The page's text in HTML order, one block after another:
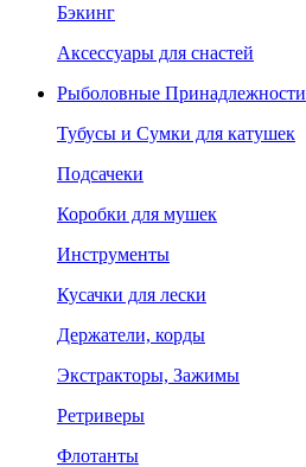
Бэкинг
Аксессуары для снастей
Рыболовные Принадлежности
Тубусы и Сумки для катушек
Подсачеки
Коробки для мушек
Инструменты
Кусачки для лески
Держатели, корды
Экстракторы, Зажимы
Ретриверы
Флотанты